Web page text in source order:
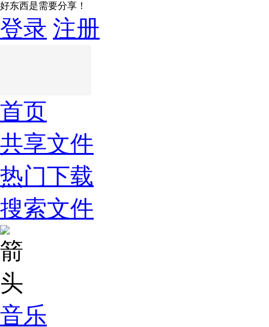
好东西是需要分享！
登录 注册
首页
共享文件
热门下载
搜索文件
音乐